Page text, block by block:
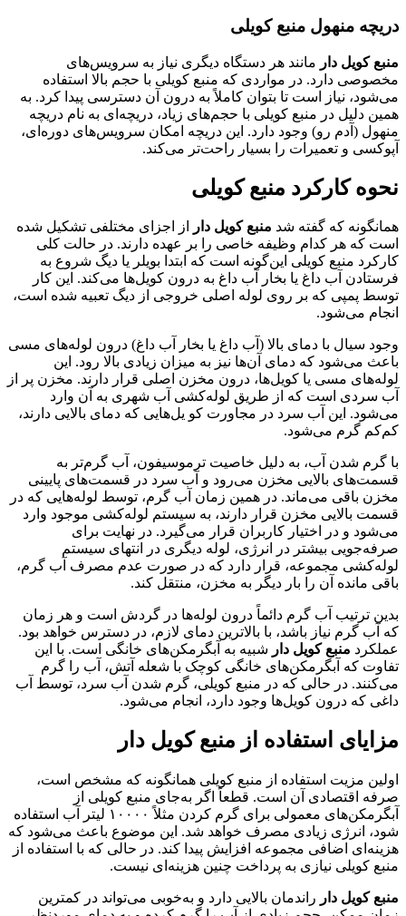
دریچه منهول منبع کویلی
منبع کویل دار مانند هر دستگاه دیگری نیاز به سرویس‌های
مخصوصی دارد. در مواردی که منبع کویلی با حجم بالا استفاده
می‌شود، نیاز است تا بتوان کاملاً به درون آن دسترسی پیدا کرد. به
همین دلیل در منبع کویلی با حجم‌های زیاد، دریچه‌ای به نام دریچه
منهول (آدم رو) وجود دارد. این دریچه امکان سرویس‌های دوره‌ای،
آپوکسی و تعمیرات را بسیار راحت‌تر می‌کند.
نحوه کارکرد منبع کویلی
همانگونه که گفته شد منبع کویل دار
از اجزای مختلفی تشکیل شده
است که هر کدام وظیفه خاصی را بر عهده دارند. در حالت کلی
کارکرد منبع کویلی این‌گونه است که ابتدا بویلر یا دیگ شروع به
فرستادن آب داغ یا بخار آب داغ به درون کویل‌ها می‌کند. این کار
توسط پمپی که بر روی لوله اصلی خروجی از دیگ تعبیه شده است،
انجام می‌شود.
وجود سیال با دمای بالا (آب داغ یا بخار آب داغ) درون لوله‌های مسی
باعث می‌شود که دمای آن‌ها نیز به میزان زیادی بالا رود. این
لوله‌های مسی یا کویل‌ها، درون مخزن اصلی قرار دارند. مخزن پر از
آب سردی است که از طریق لوله‌کشی آب شهری به آن وارد
می‌شود. این آب سرد در مجاورت کو یل‌هایی که دمای بالایی دارند،
کم‌کم گرم می‌شود.
با گرم شدن آب، به دلیل خاصیت ترموسیفون، آب گرم‌تر به
قسمت‌های بالایی مخزن می‌رود و آب سرد در قسمت‌های پایینی
مخزن باقی می‌ماند. در همین زمان آب گرم، توسط لوله‌هایی که در
قسمت بالایی مخزن قرار دارند، به سیستم لوله‌کشی موجود وارد
می‌شود و در اختیار کاربران قرار می‌گیرد. در نهایت برای
صرفه‌جویی بیشتر در انرژی، لوله دیگری در انتهای سیستم
لوله‌کشی مجموعه، قرار دارد که در صورت عدم مصرف آب گرم،
باقی مانده آن را بار دیگر به مخزن، منتقل کند.
بدین ترتیب آب گرم دائماً درون لوله‌ها در گردش است و هر زمان
که آب گرم نیاز باشد، با بالاترین دمای لازم، در دسترس خواهد بود.
عملکرد منبع کویل دار شبیه به آبگرمکن‌های خانگی است. با این
تفاوت که آبگرمکن‌های خانگی کوچک با شعله آتش، آب را گرم
می‌کنند. در حالی که در منبع کویلی، گرم شدن آب سرد، توسط آب
داغی که درون کویل‌ها وجود دارد، انجام می‌شود.
مزایای استفاده از منبع کویل دار
اولین مزیت استفاده از منبع کویلی همانگونه که مشخص است،
صرفه اقتصادی آن است. قطعاً اگر به‌جای منبع کویلی از
آبگرمکن‌های معمولی برای گرم کردن مثلاً ۱۰۰۰۰ لیتر آب استفاده
شود، انرژی زیادی مصرف خواهد شد. این موضوع باعث می‌شود که
هزینه‌ای اضافی مجموعه افزایش پیدا کند. در حالی که با استفاده از
منبع کویلی نیازی به پرداخت چنین هزینه‌ای نیست.
منبع کویل دار راندمان بالایی دارد و به‌خوبی می‌تواند در کمترین